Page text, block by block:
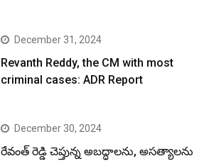
December 31, 2024
Revanth Reddy, the CM with most
criminal cases: ADR Report
December 30, 2024
రేవంత్ రెడ్డి చెప్తున్న అబద్ధాలను, అసత్యాలను